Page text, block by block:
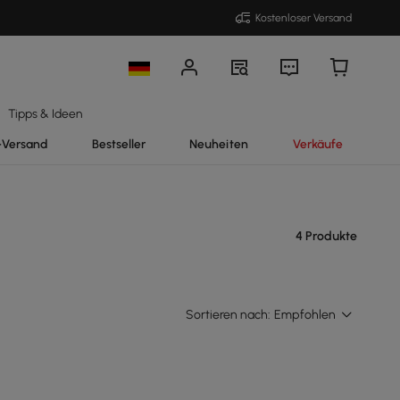
Kostenloser Versand
Tipps & Ideen
Bestseller Neuheiten Verkäufe
4 Produkte
Sortieren nach: Empfohlen